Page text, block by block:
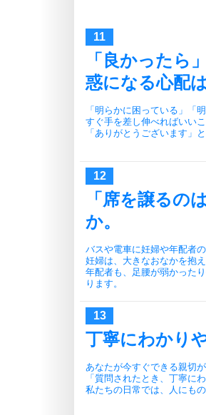
「良かったら
惑になる心配は
「明らかに困っている」「
すぐ手を差し伸べればいいこ
「ありがとうございます」
「席を譲るの
か。
バスや電車に妊婦や年配者
妊婦は、大きなおなかを抱え
年配者も、足腰が弱かった
ります。
丁寧にわかり
あなたが今すぐできる親切が
「質問されたとき、丁寧に
私たちの日常では、人にも